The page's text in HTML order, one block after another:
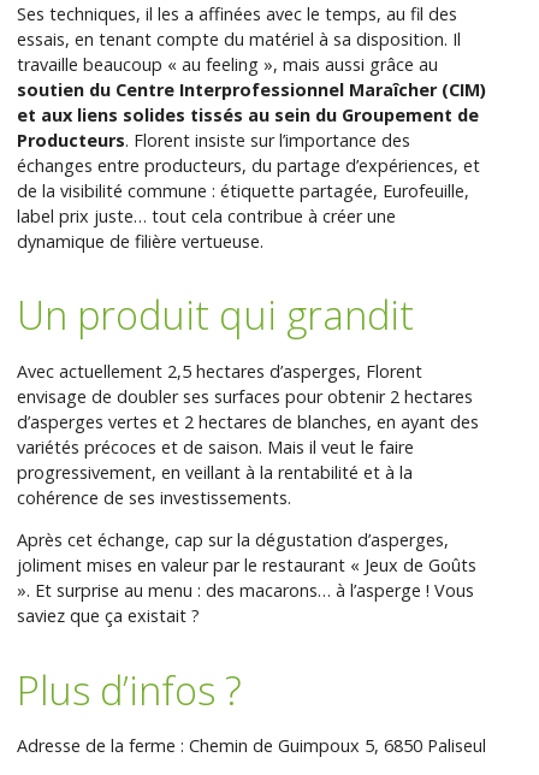
Ses techniques, il les a affinées avec le temps, au fil des
essais, en tenant compte du matériel à sa disposition. Il
travaille beaucoup « au feeling », mais aussi grâce au
soutien du Centre Interprofessionnel Maraîcher (CIM)
et aux liens solides tissés au sein du Groupement de
Producteurs. Florent insiste sur l’importance des
échanges entre producteurs, du partage d’expériences, et
de la visibilité commune : étiquette partagée, Eurofeuille,
label prix juste… tout cela contribue à créer une
dynamique de filière vertueuse.
Un produit qui grandit
Avec actuellement 2,5 hectares d’asperges, Florent
envisage de doubler ses surfaces pour obtenir 2 hectares
d’asperges vertes et 2 hectares de blanches, en ayant des
variétés précoces et de saison. Mais il veut le faire
progressivement, en veillant à la rentabilité et à la
cohérence de ses investissements.
Après cet échange, cap sur la dégustation d’asperges,
joliment mises en valeur par le restaurant « Jeux de Goûts
». Et surprise au menu : des macarons… à l’asperge ! Vous
saviez que ça existait ?
Plus d’infos ?
Adresse de la ferme : Chemin de Guimpoux 5, 6850 Paliseul